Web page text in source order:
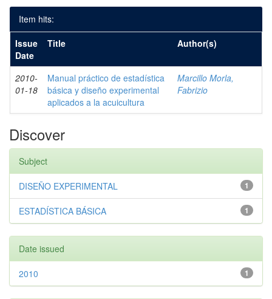
Item hits:
Issue
Date
Title Author(s)
2010-
01-18
Manual práctico de estadística
básica y diseño experimental
aplicados a la acuicultura
Marcillo Morla,
Fabrizio
Discover
Subject
1
DISEÑO EXPERIMENTAL
1
ESTADÍSTICA BÁSICA
Date issued
1
2010